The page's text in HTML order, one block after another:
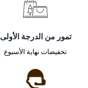
تمور من الدرجة الأولى
تخفيضات نهاية الأسبوع